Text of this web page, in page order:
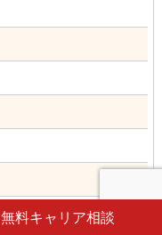
無料キャリア相談